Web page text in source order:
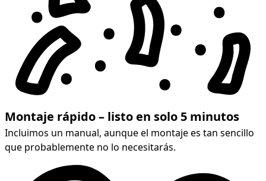
Montaje rápido – listo en solo 5 minutos
Incluimos un manual, aunque el montaje es tan sencillo
que probablemente no lo necesitarás.